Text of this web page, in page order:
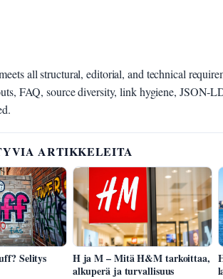
all structural, editorial, and technical
FAQ, source diversity, link hygiene,
ARTIKKELEITA
Selitys
H ja M – Mitä H&M tarkoittaa,
alkuperä ja turvallisuus